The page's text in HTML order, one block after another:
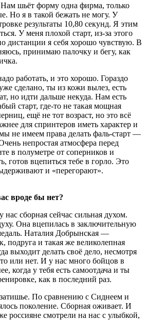
Нам шьёт форму одна фирма, только
Но я в такой бежать не могу. У
результаты 10,80 секунд. Я этим
У меня плохой старт, из-за этого
дистанции я себя хорошо чувствую. В
принимаю палочку и бегу, как
работать, и это хорошо. Гораздо
сделано, ты из кожи вылез, есть
но идти дальше некуда. Нам есть
старт, где-то не такая мощная
ещё не тот возраст, но это всё
для спринтеров иметь характер и
не имеем права делать фаль-старт —
непростая атмосфера перед
в полуметре от соперников и
готов вцепиться тебе в горло. Это
и «перегорают».
вроде бы нет?
сборная сейчас сильная духом.
Она вцепилась в заключительную
Наталия Добрынская —
подруга и такая же великолепная
выходит делать своё дело, несмотря
или нет. И у нас много бойцов в
когда у тебя есть самоотдача и ты
как в последний раз.
По сравнению с Сиднеем и
поколение. Сборная оживает. И
россияне смотрели на нас с улыбкой,